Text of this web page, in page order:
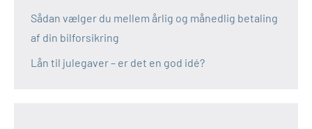
Sådan vælger du mellem årlig og månedlig betaling
af din bilforsikring
Lån til julegaver – er det en god idé?